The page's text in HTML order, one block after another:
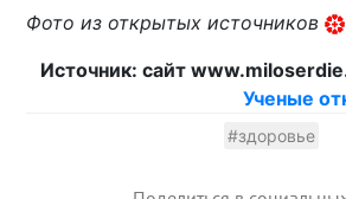
Фото из открытых источников
Источник: сайт
Ученые
#здоровье